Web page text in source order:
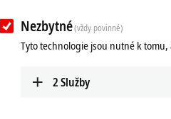
Nezbytné(vždy povinné)
Tyto technologie jsou nutné k
2Služby